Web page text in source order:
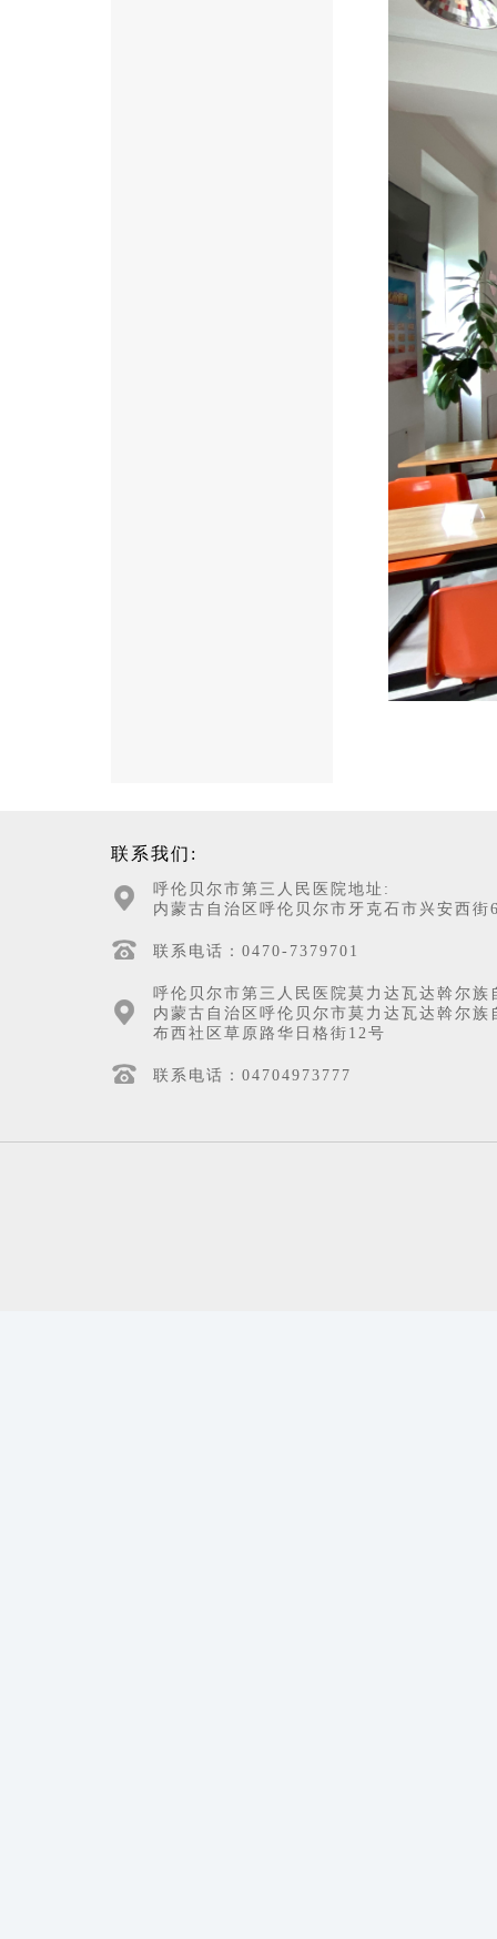
联系我们:
呼伦贝尔市第三人民医院地址:
内蒙古自治区呼伦贝尔市牙克石市兴安西街
联系电话：0470-7379701
呼伦贝尔市第三人民医院莫力达瓦达斡尔
内蒙古自治区呼伦贝尔市莫力达瓦达斡尔族
布西社区草原路华日格街12号
联系电话：04704973777